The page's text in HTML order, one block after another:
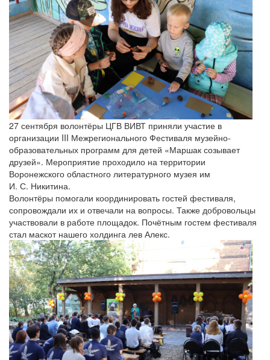
27 сентября волонтёры ЦГВ ВИВТ приняли участие в
организации III Межрегионального Фестиваля музейно-
образовательных программ для детей «Маршак созывает
друзей». Мероприятие проходило на территории
Воронежского областного литературного музея им
И. С. Никитина.
Волонтёры помогали координировать гостей фестиваля,
сопровождали их и отвечали на вопросы. Также добровольцы
участвовали в работе площадок. Почётным гостем фестиваля
стал маскот нашего холдинга лев Алекс.